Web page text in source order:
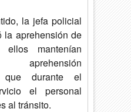
la jefa policial
la aprehensión de
mantenían
que durante el
el personal
al tránsito.